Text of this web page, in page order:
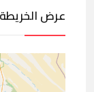
عرض الخريطة